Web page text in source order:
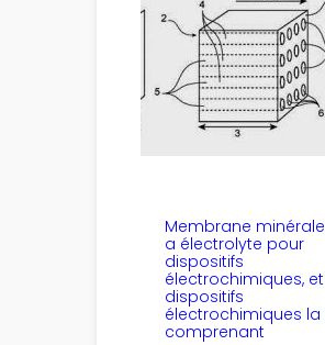
Membrane minérale
a électrolyte pour
dispositifs
électrochimiques, et
dispositifs
électrochimiques la
comprenant